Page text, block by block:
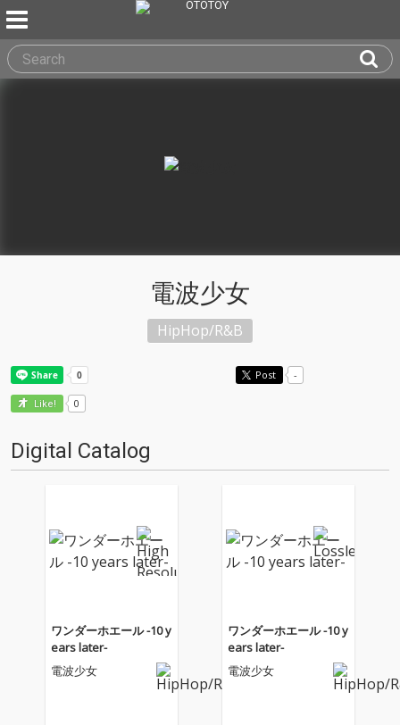
電波少女
HipHop/R&B
Post -
Like! 0
Digital Catalog
ワンダーホエール -10 y
ears later-
電波少女
ワンダーホエール -10 y
ears later-
電波少女